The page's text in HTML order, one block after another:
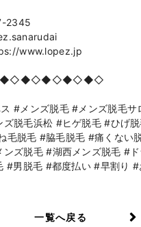
2345
www.lopez.jp
#メンズ脱毛 #メンズ脱毛サ
ズ脱毛浜松 #ヒゲ脱毛 #ひげ
毛脱毛 #脇毛脱毛 #痛くない
ンズ脱毛 #湖西メンズ脱毛 #
#男脱毛 #都度払い #早割り #
一覧へ戻る